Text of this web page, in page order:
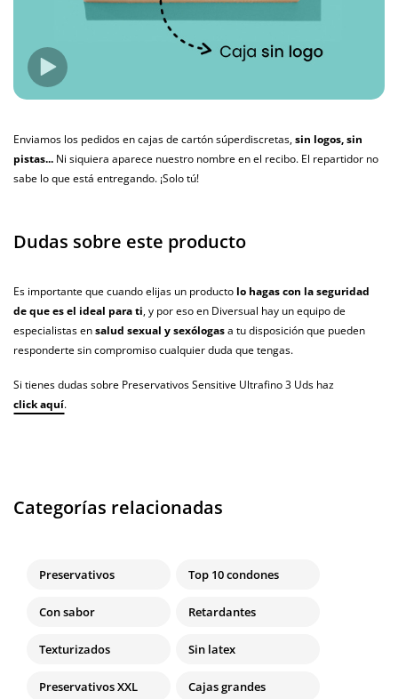
Enviamos los pedidos en cajas de cartón súperdiscretas,sin logos, sin
pistas... Ni siquiera aparece nuestro nombre en el recibo. El repartidor no
sabe lo que está entregando. ¡Solo tú!
Dudas sobre este producto
Es importante que cuando elijas un producto lo hagas con la seguridad
de que es el ideal para ti, y por eso en Diversual hay un equipo de
especialistas ensalud sexual y sexólogasa tu disposición que pueden
responderte sin compromiso cualquier duda que tengas.
Si tienes dudas sobre Preservativos Sensitive Ultrafino 3 Uds haz
click aquí.
Categorías relacionadas
Preservativos Top 10 condones
Con sabor Retardantes
Texturizados Sin latex
Preservativos XXL Cajas grandes